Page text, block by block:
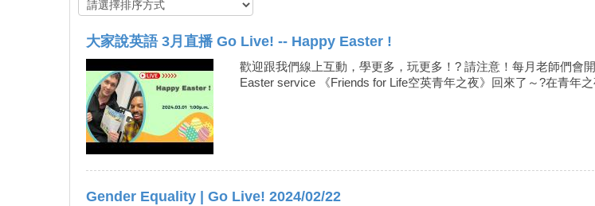
播喔！線上一起聊聊新知識、新用法、新技能！▽ 訂閱
大家說英語 3月直播 Go Live! -- Happy Easter !
歡迎跟我們線上互動，學更多，玩更多！? 請注意！每月老師們會
Easter service 《Friends for Life空英青年之夜》回來了～?在青年
Gender Equality | Go Live! 2024/02/22